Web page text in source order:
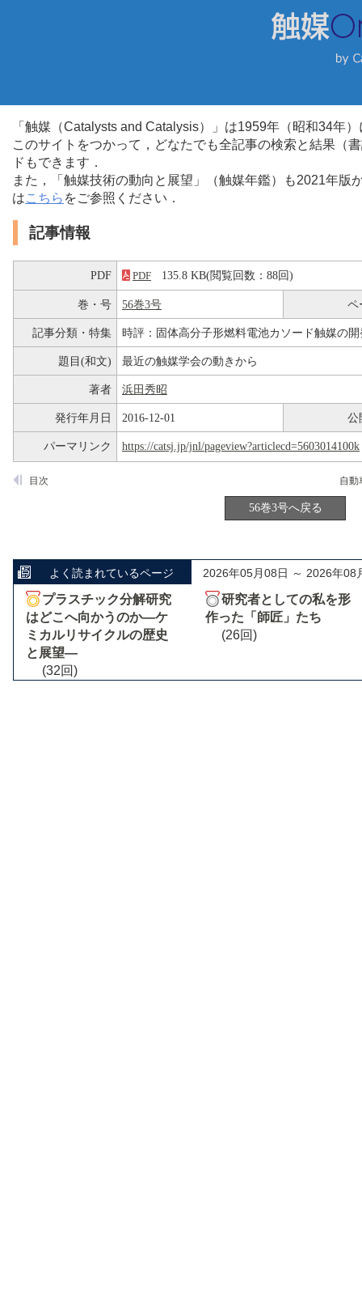
「触媒（Catalysts and Catalysis）」は1959年（昭和34年
このサイトをつかって，どなたでも全記事の検索と結果（
ドもできます．
また，「触媒技術の動向と展望」（触媒年鑑）も2021年
はこちら をご参照ください．
記事情報
PDF PDF 135.8 KB(閲覧回数：88回)
巻・号 56巻3号 ペ
記事分類・特集 時評：固体高分子形燃料電池カソード触媒の
題目(和文) 最近の触媒学会の動きから
著者 浜田秀昭
発行年月日 2016-12-01 公
パーマリンク https://catsj.jp/jnl/pageview?articlecd=5603014100k
目次
56巻3号へ戻る
よく読まれているページ 2026年05月08日 ～ 2026年08
プラスチック分解研究
はどこへ向かうのか―ケ
ミカルリサイクルの歴史
と展望―
(32回)
研究者としての私を形
作った「師匠」たち
(26回)